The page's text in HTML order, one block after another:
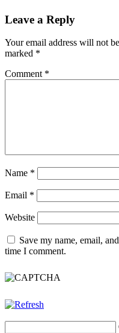
Leave a Reply
Your email address will not
marked *
Comment *
Name *
Email *
Website
Save my name, email,
time I comment.